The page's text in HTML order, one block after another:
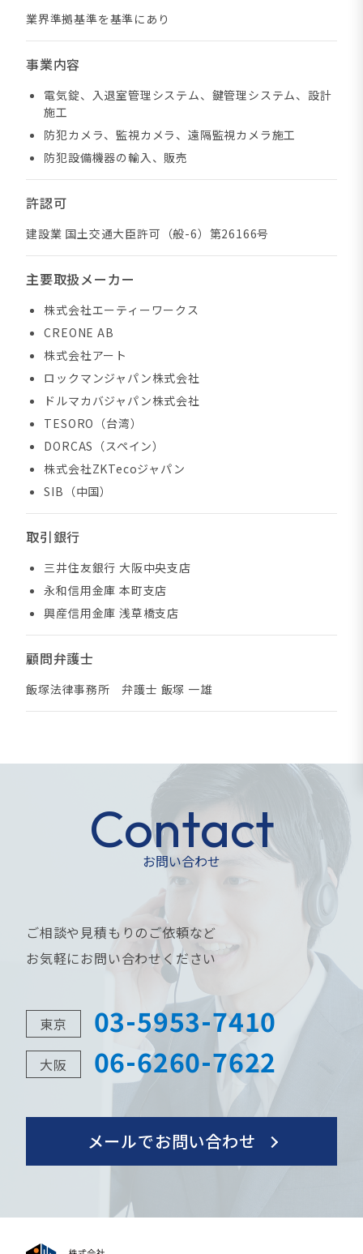
業界準拠基準を基準にあり
事業内容
電気錠、入退室管理システム、鍵管理システム、設計
施工
防犯カメラ、監視カメラ、遠隔監視カメラ施工
防犯設備機器の輸入、販売
許認可
建設業 国土交通大臣許可（般-6）第26166号
主要取扱メーカー
株式会社エーティーワークス
CREONE AB
株式会社アート
ロックマンジャパン株式会社
ドルマカバジャパン株式会社
TESORO（台湾）
DORCAS（スペイン）
株式会社ZKTecoジャパン
SIB（中国）
取引銀行
三井住友銀行 大阪中央支店
永和信用金庫 本町支店
興産信用金庫 浅草橋支店
顧問弁護士
飯塚法律事務所 弁護士 飯塚 一雄
Contact
お問い合わせ
ご相談や見積もりのご依頼など
お気軽にお問い合わせください
東京 03-5953-7410
大阪 06-6260-7622
メールでお問い合わせ